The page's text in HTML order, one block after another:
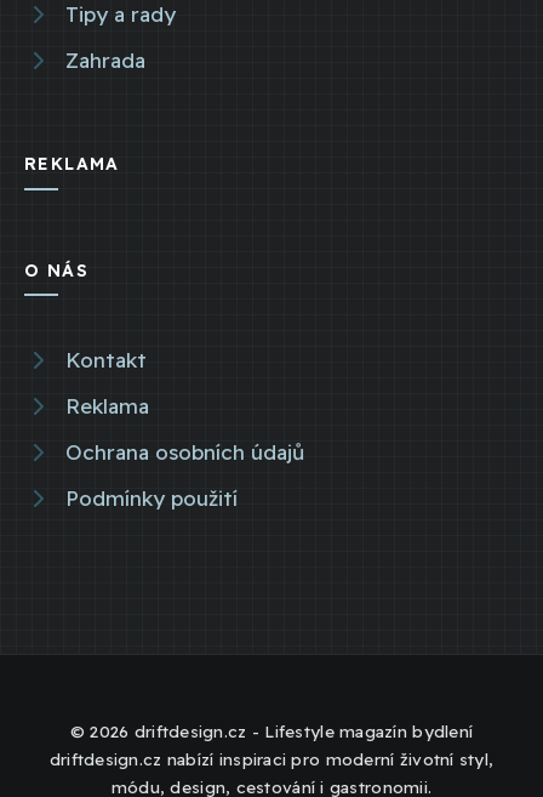
Tipy a rady
Zahrada
REKLAMA
O NÁS
Kontakt
Reklama
Ochrana osobních údajů
Podmínky použití
© 2026 driftdesign.cz - Lifestyle magazín bydlení
driftdesign.cz nabízí inspiraci pro moderní životní styl,
módu, design, cestování i gastronomii.